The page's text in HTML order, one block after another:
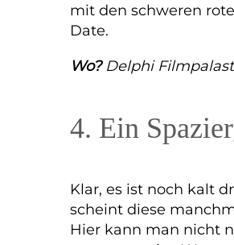
mit den schweren
Date.
Wo?Delphi Filmpalast
4. Ein
Klar, es ist noch kalt
scheint diese
Hier kann man nicht